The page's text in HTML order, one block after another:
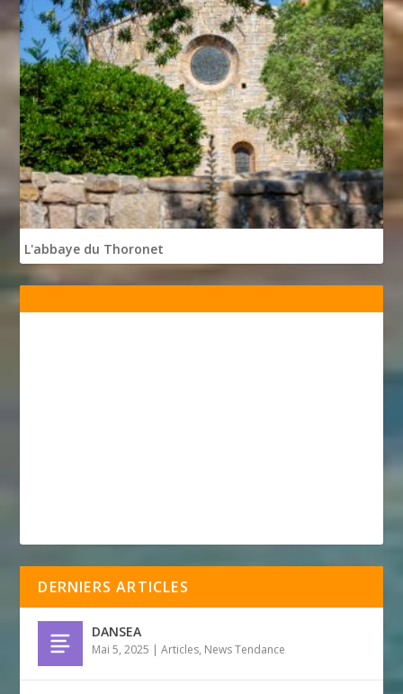
L'abbaye du Thoronet
DERNIERS ARTICLES
DANSEA
Mai 5, 2025 |Articles, News Tendance